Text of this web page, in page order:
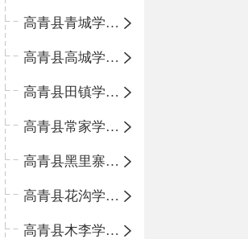
高青县青城学区中心小学
高青县高城学区中心小学
高青县田镇学区中心小学
高青县常家学区中心小学
高青县黑里寨学区中心小学
高青县花沟学区中心小学
高青县木李学区中心小学